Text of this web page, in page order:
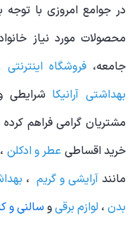
در جوامع امروزی با توجه
محصولات مورد نیاز
جامعه،فروشگاه
بهداشتی آرانیکا شرایطی
مشتریان گرامی فراهم
خرید اقساطی عطر و ادکلن
مانندآرایشی و گریم ،
بدن ، لوازم برقیو سالنی و